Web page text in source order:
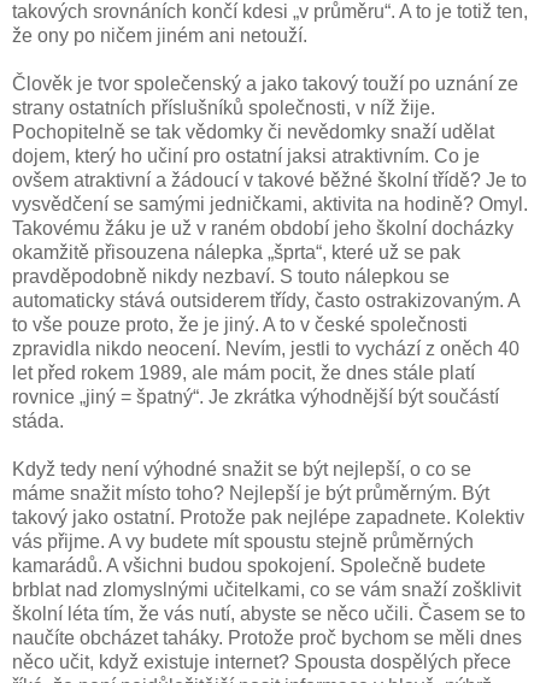
takových srovnáních končí kdesi „v průměru“. A to je totiž ten,
že ony po ničem jiném ani netouží.
Člověk je tvor společenský a jako takový touží po uznání ze
strany ostatních příslušníků společnosti, v níž žije.
Pochopitelně se tak vědomky či nevědomky snaží udělat
dojem, který ho učiní pro ostatní jaksi atraktivním. Co je
ovšem atraktivní a žádoucí v takové běžné školní třídě? Je to
vysvědčení se samými jedničkami, aktivita na hodině? Omyl.
Takovému žáku je už v raném období jeho školní docházky
okamžitě přisouzena nálepka „šprta“, které už se pak
pravděpodobně nikdy nezbaví. S touto nálepkou se
automaticky stává outsiderem třídy, často ostrakizovaným. A
to vše pouze proto, že je jiný. A to v české společnosti
zpravidla nikdo neocení. Nevím, jestli to vychází z oněch 40
let před rokem 1989, ale mám pocit, že dnes stále platí
rovnice „jiný = špatný“. Je zkrátka výhodnější být součástí
stáda.
Když tedy není výhodné snažit se být nejlepší, o co se
máme snažit místo toho? Nejlepší je být průměrným. Být
takový jako ostatní. Protože pak nejlépe zapadnete. Kolektiv
vás přijme. A vy budete mít spoustu stejně průměrných
kamarádů. A všichni budou spokojení. Společně budete
brblat nad zlomyslnými učitelkami, co se vám snaží zošklivit
školní léta tím, že vás nutí, abyste se něco učili. Časem se to
naučíte obcházet taháky. Protože proč bychom se měli dnes
něco učit, když existuje internet? Spousta dospělých přece